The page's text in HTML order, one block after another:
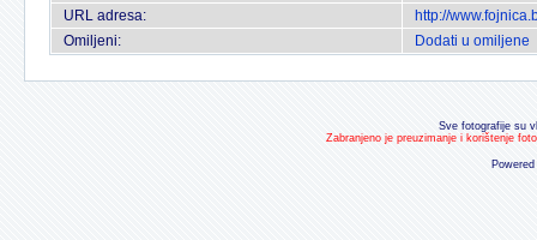
URL adresa:
http://
Omiljeni:
Dodati u omiljene
Sve fotografije su
Zabranjeno je preuzimanje i korištenje